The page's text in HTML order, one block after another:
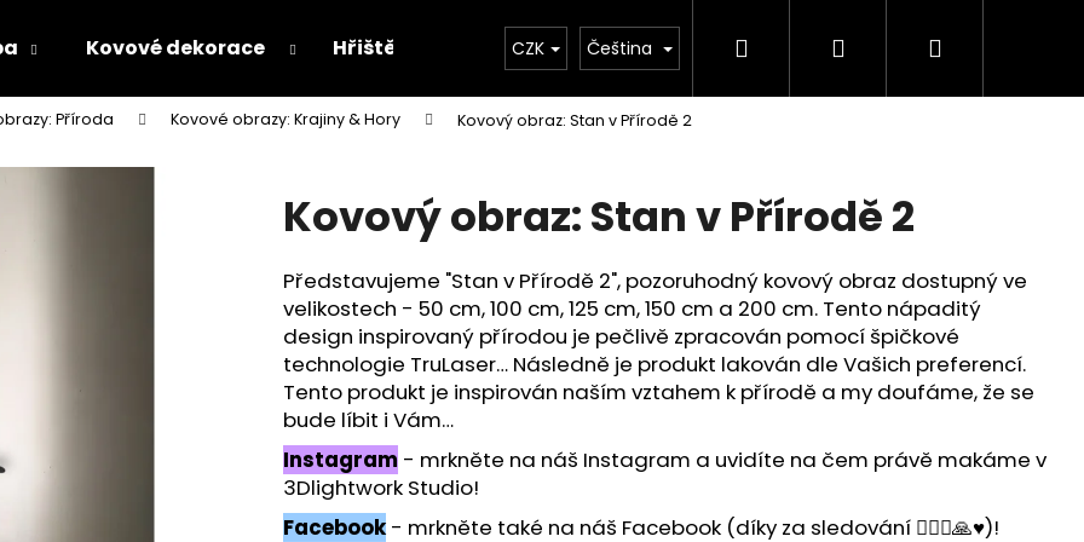
Kovové dekorace Hřiště Proces výroby našich výrobků Vlastní design - Váš
CZK Čeština Hledat PřihlášeníNákupní
Příroda Kovové obrazy: Krajiny & Hory Kovový obraz: Stan v Přírodě 2
Kovový obraz: Stan v Přírodě 2
Představujeme "Stan v Přírodě 2", pozoruhodný kovový obraz dostupný ve
velikostech - 50 cm, 100 cm, 125 cm, 150 cm a 200 cm. Tento nápaditý
design inspirovaný přírodou je pečlivě zpracován pomocí špičkové
technologie TruLaser… Následně je produkt lakován dle Vašich preferencí.
Tento produkt je inspirován naším vztahem k přírodě a my doufáme, že se
bude líbit i Vám…
Instagram - mrkněte na náš Instagram a uvidíte na čem právě makáme v
3Dlightwork Studio!
Facebook - mrkněte také na náš Facebook (díky za sledování 🙋🏻‍♂️🙏♥️)!
Co potřebujete najít?
HLEDAT